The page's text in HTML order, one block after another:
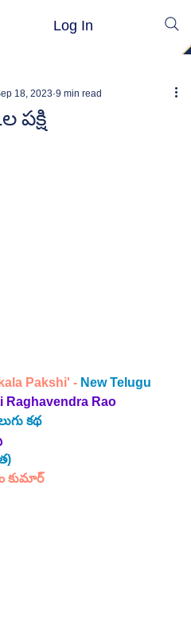
Log In
పక్షి
18, 2023 9 min read
Pakshi' - New Telugu
Raghavendra Rao
కథ
కుమార్